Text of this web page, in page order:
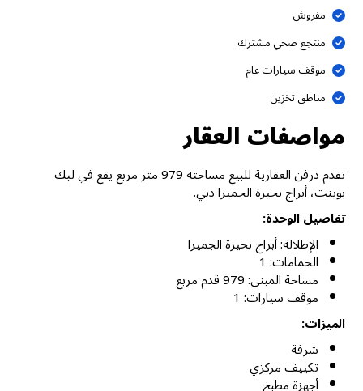
مفروش
منتجع صحي مشترك
موقف سيارات عام
مناطق تخزين
مواصفات العقار
تقدم درفن العقارية للبيع مساحته 979 متر مربع يقع في ليك
بوينت، أبراج بحيرة الجميرا دبي.
تفاصيل الوحدة:
الإطلالة: أبراج بحيرة الجميرا
الحمامات: 1
مساحة المبنى: 979 قدم مربع
موقف سيارات: 1
الميزات:
شرفة
تكييف مركزي
أجهزة مطبخ